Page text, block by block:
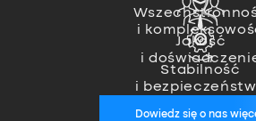
i
wykonanie, aż po
Jakość
i
nam na realizację
najbardziej
projektów.
Stabilność
i
Jesteśmy zawsze,
potrzebujesz.
opiekę
specjalisty, który
stabilność Twoich
Dowiedz się o nas